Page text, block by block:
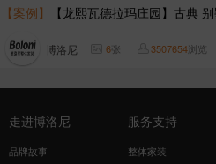
【案例】 【龙熙瓦德拉玛庄园】古典
博洛尼 6张 3507654浏览
走进博洛尼
品牌故事
服务支持
整体家装